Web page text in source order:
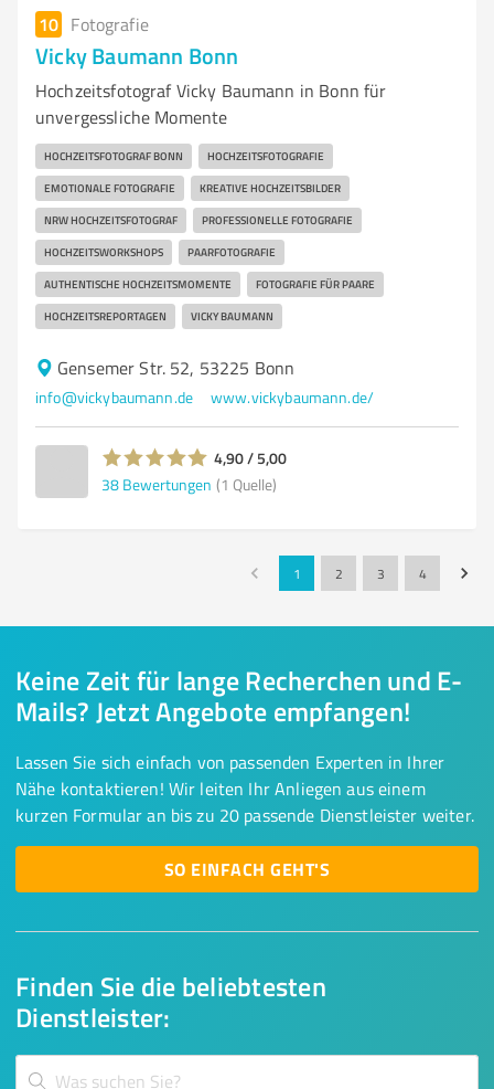
10 Fotografie
Vicky Baumann Bonn
Hochzeitsfotograf Vicky Baumann in Bonn für
unvergessliche Momente
HOCHZEITSFOTOGRAF BONN HOCHZEITSFOTOGRAFIE
EMOTIONALE FOTOGRAFIE KREATIVE HOCHZEITSBILDER
NRW HOCHZEITSFOTOGRAF PROFESSIONELLE FOTOGRAFIE
HOCHZEITSWORKSHOPS PAARFOTOGRAFIE
AUTHENTISCHE HOCHZEITSMOMENTE FOTOGRAFIE FÜR PAARE
HOCHZEITSREPORTAGEN VICKY BAUMANN
Gensemer Str. 52, 53225 Bonn
info@vickybaumann.de www.vickybaumann.de/
4,90 / 5,00
38 Bewertungen (1 Quelle)
1 2 3 4
Finden Sie die beliebtesten
Dienstleister:
Keine Zeit für lange Recherchen und E-
Mails? Jetzt Angebote empfangen!
Lassen Sie sich einfach von passenden Experten in Ihrer
Nähe kontaktieren! Wir leiten Ihr Anliegen aus einem
kurzen Formular an bis zu 20 passende Dienstleister weiter.
SO EINFACH GEHT'S